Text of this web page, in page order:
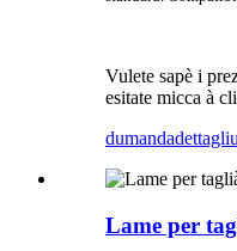
Vulete sapè i
esitate micca à
dumandadettagliu
Lame per